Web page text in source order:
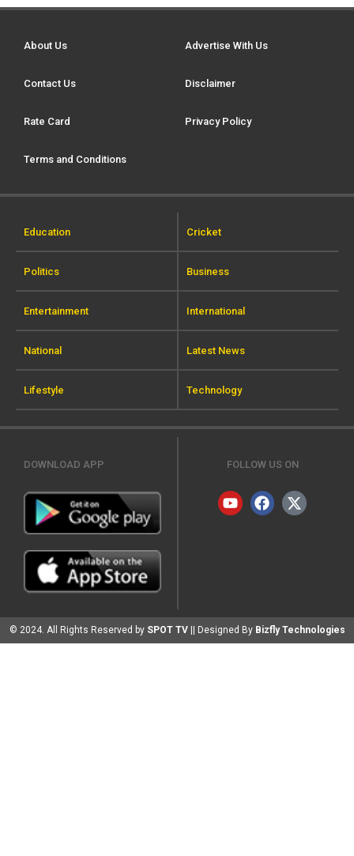
About Us Advertise With Us
Contact Us Disclaimer
Rate Card Privacy Policy
Terms and Conditions
Education Cricket
Politics Business
Entertainment International
National Latest News
Lifestyle Technology
DOWNLOAD APP FOLLOW US ON
© 2024. All Rights Reserved by SPOT TV || Designed By Bizfly Technologies